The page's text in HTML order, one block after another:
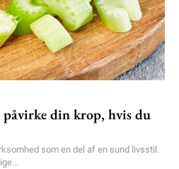
MONTHLY PRICING
påvirke din krop, hvis du
som en del af en sund livsstil.